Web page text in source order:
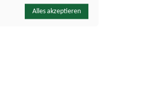
Alles akzeptieren